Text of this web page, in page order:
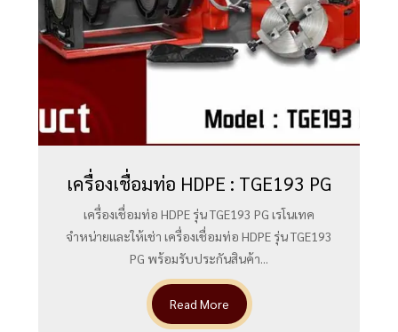
เครื่องเชื่อมท่อ HDPE : TGE193 PG
เครื่องเชื่อมท่อ HDPE รุ่น TGE193 PG เรโนเทค
จำหน่ายและให้เช่า เครื่องเชื่อมท่อ HDPE รุ่น TGE193
PG พร้อมรับประกันสินค้า...
Read More